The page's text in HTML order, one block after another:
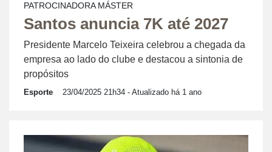
PATROCINADORA MÁSTER
Santos anuncia 7K até 2027
Presidente Marcelo Teixeira celebrou a chegada da
empresa ao lado do clube e destacou a sintonia de
propósitos
Esporte 23/04/2025 21h34 - Atualizado há 1 ano